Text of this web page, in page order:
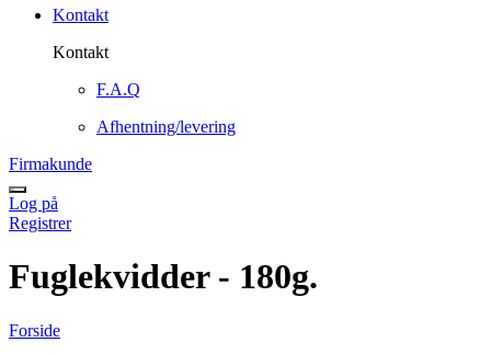
Kontakt
Kontakt
F.A.Q
Afhentning/levering
Firmakunde
Log på
Registrer
Fuglekvidder - 180g.
Forside